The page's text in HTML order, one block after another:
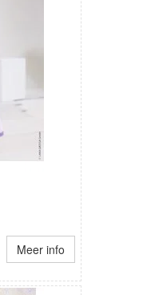
Meer info